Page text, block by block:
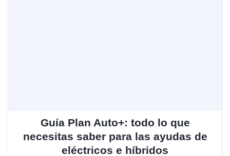
Guía Plan Auto+: todo lo que
necesitas saber para las ayudas de
eléctricos e híbridos